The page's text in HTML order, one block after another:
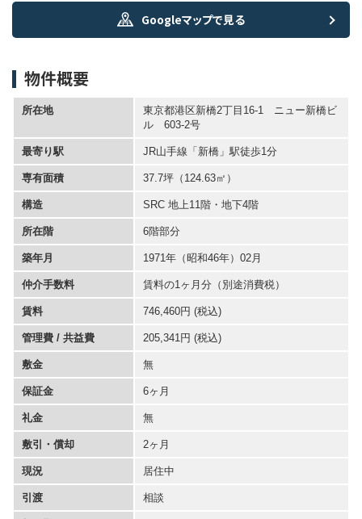
Googleマップで見る
物件概要
所在地
東京都港区新橋2丁目16-1 ニュー新橋ビ
ル 603-2号
最寄り駅 JR山手線「新橋」駅徒歩1分
専有面積 37.7坪 （124.63㎡）
構造 SRC 地上11階・地下4階
所在階 6階部分
築年月 1971年（昭和46年）02月
仲介手数料 賃料の1ヶ月分（別途消費税）
賃料 746,460円 (税込)
管理費 / 共益費 205,341円 (税込)
敷金 無
保証金 6ヶ月
礼金 無
敷引・償却 2ヶ月
現況 居住中
引渡 相談